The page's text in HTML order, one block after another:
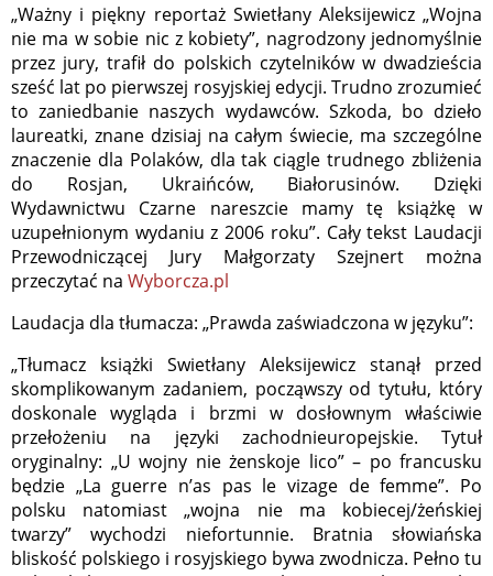
„Ważny i piękny reportaż Swietłany Aleksijewicz „Wojna
nie ma w sobie nic z kobiety”, nagrodzony jednomyślnie
przez jury, trafił do polskich czytelników w dwadzieścia
sześć lat po pierwszej rosyjskiej edycji. Trudno zrozumieć
to zaniedbanie naszych wydawców. Szkoda, bo dzieło
laureatki, znane dzisiaj na całym świecie, ma szczególne
znaczenie dla Polaków, dla tak ciągle trudnego zbliżenia
do Rosjan, Ukraińców, Białorusinów. Dzięki
Wydawnictwu Czarne nareszcie mamy tę książkę w
uzupełnionym wydaniu z 2006 roku”. Cały tekst Laudacji
Przewodniczącej Jury Małgorzaty Szejnert można
przeczytać na Wyborcza.pl
Laudacja dla tłumacza: „Prawda zaświadczona w języku”:
„Tłumacz książki Swietłany Aleksijewicz stanął przed
skomplikowanym zadaniem, począwszy od tytułu, który
doskonale wygląda i brzmi w dosłownym właściwie
przełożeniu na języki zachodnieuropejskie. Tytuł
oryginalny: „U wojny nie żenskoje lico” – po francusku
będzie „La guerre n’as pas le vizage de femme”. Po
polsku natomiast „wojna nie ma kobiecej/żeńskiej
twarzy” wychodzi niefortunnie. Bratnia słowiańska
bliskość polskiego i rosyjskiego bywa zwodnicza. Pełno tu